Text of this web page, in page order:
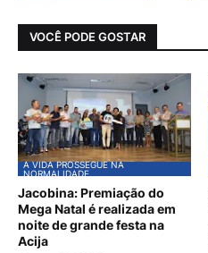
VOCÊ PODE GOSTAR
A VIDA PROSSEGUE NA
NORMALIDADE
Jacobina: Premiação do
Mega Natal é realizada em
noite de grande festa na
Acija